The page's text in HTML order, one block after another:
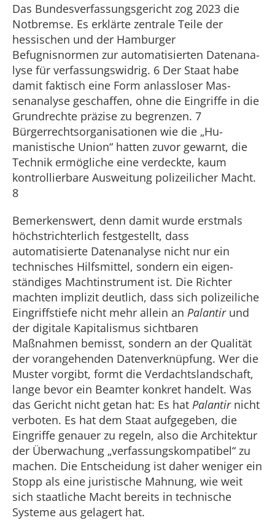
Das Bundesverfassungsgericht zog 2023 die
Notbremse. Es erklärte zentrale Teile der
hessischen und der Hamburger
Befugnisnormen zur automatisierten Datenana­
lyse für verfassungswidrig. 6 Der Staat habe
damit faktisch eine Form anlassloser Mas­
senanalyse geschaffen, ohne die Eingriffe in die
Grundrechte präzise zu begrenzen. 7
Bürgerrechtsorganisationen wie die „Hu­
manistische Union“ hatten zuvor gewarnt, die
Technik ermögliche eine verdeckte, kaum
kontrollierbare Ausweitung polizei­licher Macht.
8
Bemerkenswert, denn damit wurde erstmals
höchstrichterlich festgestellt, dass
automatisierte Datenanalyse nicht nur ein
technisches Hilfsmittel, sondern ein eigen­
ständiges Machtinstrument ist. Die Richter
machten implizit deutlich, dass sich polizeiliche
Eingriffstiefe nicht mehr allein an Palantirund
der digitale Kapitalismus sichtbaren
Maßnahmen bemisst, sondern an der Qualität
der vorangehenden Daten­verknüpfung. Wer die
Muster vorgibt, formt die Verdachtslandschaft,
lange bevor ein Beamter konkret handelt. Was
das Gericht nicht getan hat: Es hat Palantirnicht
ver­boten. Es hat dem Staat aufgegeben, die
Eingriffe genauer zu regeln, also die Archi­tektur
der Überwachung „verfassungskom­patibel“ zu
machen. Die Entscheidung ist daher weniger ein
Stopp als eine juristi­sche Mahnung, wie weit
sich staatliche Macht bereits in technische
Systeme aus­ gelagert hat.